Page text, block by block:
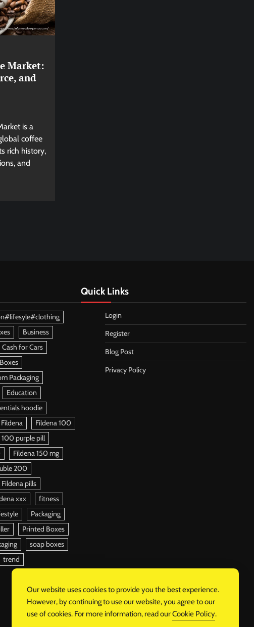
Market:
and
is a
coffee
rich history,
and
Business
Cash for Cars
Packaging
Education
hoodie
Fildena
Fildena 100
100 purple pill
Fildena 150 mg
200
Fildena pills
xxx
fitness
Packaging
Printed Boxes
soap boxes
trend
Quick Links
Login
Register
Blog Post
Privacy Policy
Our website uses cookies to provide you the best experience.
However, by continuing to use our website, you agree to our
use of cookies. For more information, read ourCookie Policy.